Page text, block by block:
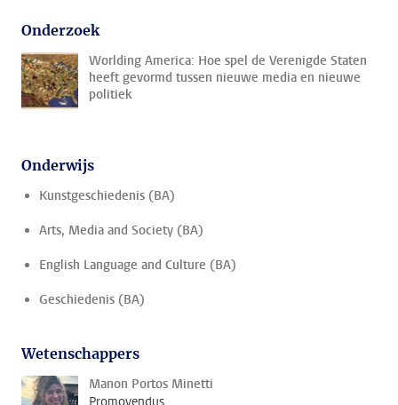
Onderzoek
Worlding America: Hoe spel de Verenigde Staten
heeft gevormd tussen nieuwe media en nieuwe
politiek
Onderwijs
Kunstgeschiedenis (BA)
Arts, Media and Society (BA)
English Language and Culture (BA)
Geschiedenis (BA)
Wetenschappers
Manon Portos Minetti